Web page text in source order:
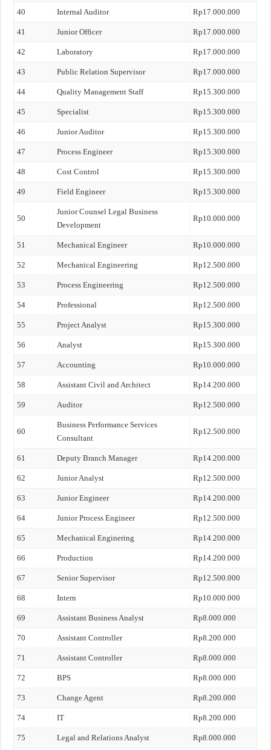
40 Internal Auditor Rp17.000.000
41 Junior Officer Rp17.000.000
42 Laboratory Rp17.000.000
43 Public Relation Supervisor Rp17.000.000
44 Quality Management Staff Rp15.300.000
45 Specialist Rp15.300.000
46 Junior Auditor Rp15.300.000
47 Process Engineer Rp15.300.000
48 Cost Control Rp15.300.000
49 Field Engineer Rp15.300.000
50
Junior Counsel Legal Business
Development
Rp10.000.000
51 Mechanical Engineer Rp10.000.000
52 Mechanical Engineering Rp12.500.000
53 Process Engineering Rp12.500.000
54 Professional Rp12.500.000
55 Project Analyst Rp15.300.000
56 Analyst Rp15.300.000
57 Accounting Rp10.000.000
58 Assistant Civil and Architect Rp14.200.000
59 Auditor Rp12.500.000
60
Business Performance Services
Consultant
Rp12.500.000
61 Deputy Branch Manager Rp14.200.000
62 Junior Analyst Rp12.500.000
63 Junior Engineer Rp14.200.000
64 Junior Process Engineer Rp12.500.000
65 Mechanical Enginering Rp14.200.000
66 Production Rp14.200.000
67 Senior Supervisor Rp12.500.000
68 Intern Rp10.000.000
69 Assistant Business Analyst Rp8.000.000
70 Assistant Controller Rp8.200.000
71 Assistant Controller Rp8.000.000
72 BPS Rp8.000.000
73 Change Agent Rp8.200.000
74 IT Rp8.200.000
75 Legal and Relations Analyst Rp8.000.000